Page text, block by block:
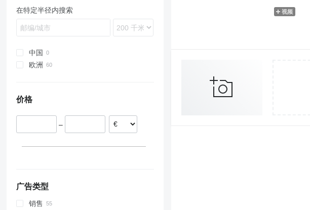
Transporter
在特定半径内搜索
中国
欧洲
西班牙
价格
–
广告类型
销售
视频